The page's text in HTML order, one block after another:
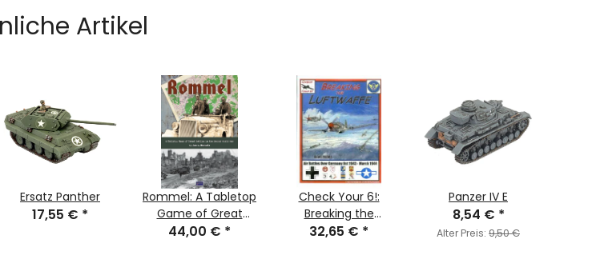
Artikel
Ersatz Panther
17,55 € *
Rommel: A Tabletop
Game of Great
Battles in the
44,00 € *
Check Your 6!:
Breaking the
Luftwaffe - Air
32,65 € *
Panzer IV E
8,54 € *
Alter Preis: 9,50 €